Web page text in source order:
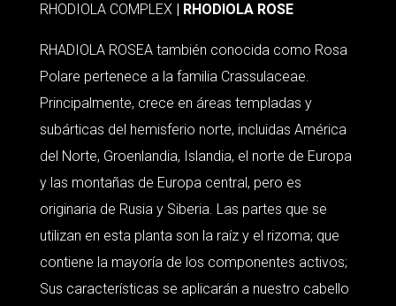
RHODIOLA COMPLEX| RHODIOLA ROSE
RHADIOLA ROSEA también conocida como Rosa
Polare pertenece a la familia Crassulaceae.
Principalmente, crece en áreas templadas y
subárticas del hemisferio norte, incluidas América
del Norte, Groenlandia, Islandia, el norte de Europa
y las montañas de Europa central, pero es
originaria de Rusia y Siberia. Las partes que se
utilizan en esta planta son la raíz y el rizoma; que
contiene la mayoría de los componentes activos;
Sus características se aplicarán a nuestro cabello